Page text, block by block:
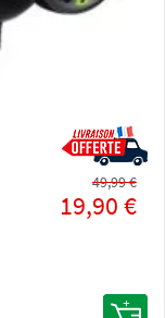
19,90 €
49,99 €